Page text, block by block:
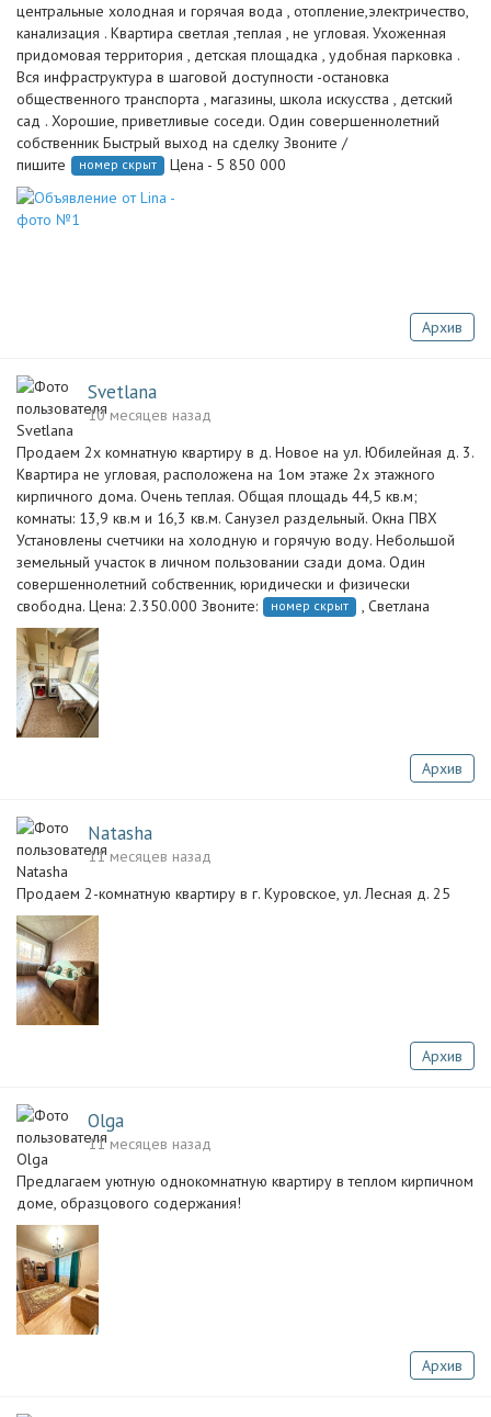
цeнтральные холодная и горячая вода , отопление,электричество,
канализация . Квартира светлая ,теплая , не угловая. Ухоженная
придомовая территория , детская площадка , удобная парковка .
Вся инфраструктура в шаговой доступности -остановка
общественного транспорта , магазины, школа искусства , детский
сад . Хорошие, приветливые соседи. Один совершеннолетний
собственник Быстрый выход на сделку Звоните /
пишите
номер скрыт Цена - 5 850 000
Архив
Svetlana
10 месяцев назад
Продаем 2х комнатную квартиру в д. Новое на ул. Юбилейная д. 3.
Квартира не угловая, расположена на 1ом этаже 2х этажного
кирпичного дома. Очень теплая. Общая площадь 44,5 кв.м;
комнаты: 13,9 кв.м и 16,3 кв.м. Санузел раздельный. Окна ПВХ
Установлены счетчики на холодную и горячую воду. Небольшой
земельный участок в личном пользовании сзади дома. Один
совершеннолетний собственник, юридически и физически
свободна. Цена: 2.350.000 Звоните:
номер скрыт , Светлана
Архив
Natasha
11 месяцев назад
Продаем 2-комнатную квартиру в г. Куровское, ул. Лесная д. 25
Архив
Olga
11 месяцев назад
Предлагаем уютную однокомнатную квартиру в теплом кирпичном
доме, образцового содержания!
Архив